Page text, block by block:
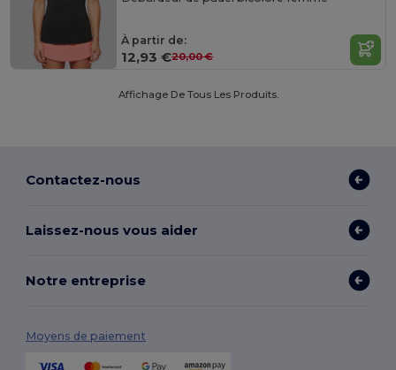
À partir de:
12,93 €20,00 €
Affichage De Tous Les Produits.
Contactez-nous
Laissez-nous vous aider
Notre entreprise
Moyens de paiement